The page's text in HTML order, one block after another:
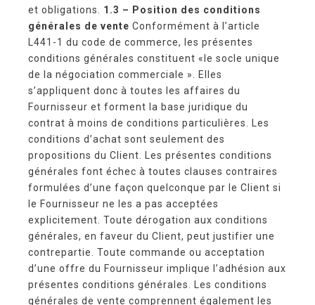
et obligations. 1.3 – Position des conditions
générales de vente Conformément à l’article
L441-1 du code de commerce, les présentes
conditions générales constituent «le socle unique
de la négociation commerciale ». Elles
s’appliquent donc à toutes les affaires du
Fournisseur et forment la base juridique du
contrat à moins de conditions particulières. Les
conditions d’achat sont seulement des
propositions du Client. Les présentes conditions
générales font échec à toutes clauses contraires
formulées d’une façon quelconque par le Client si
le Fournisseur ne les a pas acceptées
explicitement. Toute dérogation aux conditions
générales, en faveur du Client, peut justifier une
contrepartie. Toute commande ou acceptation
d’une offre du Fournisseur implique l’adhésion aux
présentes conditions générales. Les conditions
générales de vente comprennent également les